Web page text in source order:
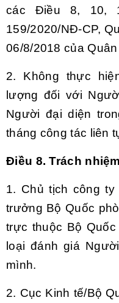
các Điều 8, 10,
159/2020/NĐ-CP,
06/8/2018 của
2. Không thực
lượng đối với
Người đại diện
tháng công tác liên
Điều 8. Trách
1. Chủ tịch công
trưởng Bộ Quốc
trực thuộc Bộ
loại đánh giá
mình.
2. Cục Kinh tế/Bộ